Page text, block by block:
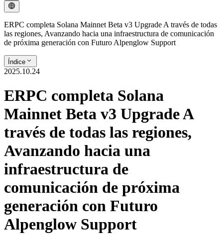
ERPC completa Solana Mainnet Beta v3 Upgrade A través de todas
las regiones, Avanzando hacia una infraestructura de comunicación
de próxima generación con Futuro Alpenglow Support
Índice
2025.10.24
ERPC completa Solana
Mainnet Beta v3 Upgrade A
través de todas las regiones,
Avanzando hacia una
infraestructura de
comunicación de próxima
generación con Futuro
Alpenglow Support